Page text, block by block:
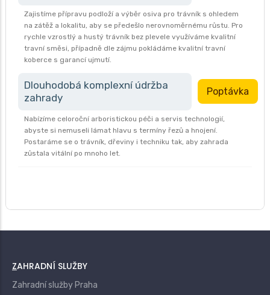
Zajistíme přípravu podloží a výběr osiva pro trávník s ohledem
na zátěž a lokalitu, aby se předešlo nerovnoměrnému růstu. Pro
rychle vzrostlý a hustý trávník bez plevele využíváme kvalitní
travní směsi, případně dle zájmu pokládáme kvalitní travní
koberce s garancí ujmutí.
Dlouhodobá komplexní údržba
zahrady
Poptávka
Nabízíme celoroční arboristickou péči a servis technologií,
abyste si nemuseli lámat hlavu s termíny řezů a hnojení.
Postaráme se o trávník, dřeviny i techniku tak, aby zahrada
zůstala vitální po mnoho let.
ZAHRADNÍ SLUŽBY
Zahradní služby Praha